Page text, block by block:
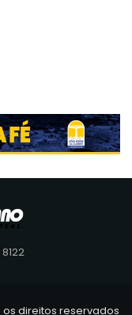
os direitos reservados